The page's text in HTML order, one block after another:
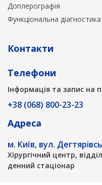
Доплерографія
Функціональна діагностика
Контакти
Телефони
Інформація та запис на
+38 (068) 800-23-23
Адреса
м. Київ, вул.
Хірургічний центр,
денний стаціонар